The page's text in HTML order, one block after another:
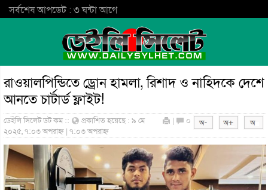
সর্বশেষ আপডেট : ৩ ঘন্টা আগে
রাওয়ালপিন্ডিতে ড্রোন হামলা, রিশাদ ও নাহিদকে দেশে
আনতে চার্টার্ড ফ্লাইট!
ডেইলি সিলেট ডট কম ::
প্রকাশিত হয়েছে : ৯ মে
২০২৫, ৭:০৩ অপরাহ্ন | ৭:০৩ অপরাহ্ন
| ০